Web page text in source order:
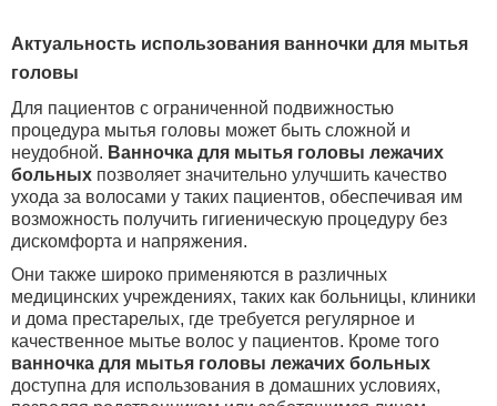
Актуальность использования ванночки для мытья
головы
Для пациентов с ограниченной подвижностью
процедура мытья головы может быть сложной и
неудобной. Ванночка для мытья головы лежачих
больных позволяет значительно улучшить качество
ухода за волосами у таких пациентов, обеспечивая им
возможность получить гигиеническую процедуру без
дискомфорта и напряжения.
Они также широко применяются в различных
медицинских учреждениях, таких как больницы, клиники
и дома престарелых, где требуется регулярное и
качественное мытье волос у пациентов. Кроме того
ванночка для мытья головы лежачих больных
доступна для использования в домашних условиях,